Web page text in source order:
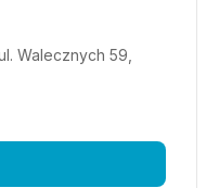
Walecznych 59,